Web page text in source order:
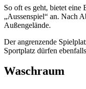
So oft es geht, bietet eine
„Aussenspiel“ an. Nach
Außengelände.
Der angrenzende
Sportplatz dürfen
Waschraum